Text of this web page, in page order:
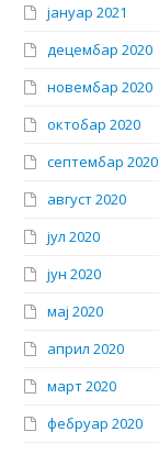
јануар 2021
децембар 2020
новембар 2020
октобар 2020
септембар 2020
август 2020
јул 2020
јун 2020
мај 2020
април 2020
март 2020
фебруар 2020